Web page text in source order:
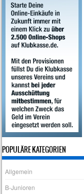
POPULÄRE KATEGORIEN
Allgemein
B-Junioren